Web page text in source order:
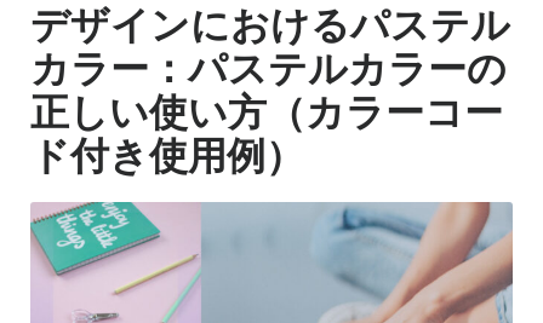
デザインにおけるパステル
カラー：パステルカラーの
正しい使い方（カラーコー
ド付き使用例）